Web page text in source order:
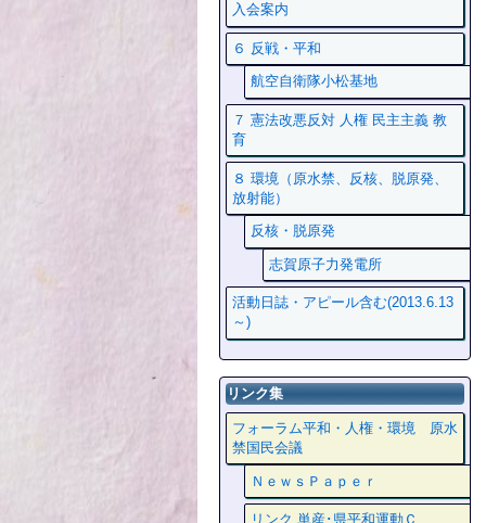
入会案内
６ 反戦・平和
航空自衛隊小松基地
７ 憲法改悪反対 人権 民主主義 教
育
８ 環境（原水禁、反核、脱原発、
放射能）
反核・脱原発
志賀原子力発電所
活動日誌・アピール含む(2013.6.13
～)
リンク集
フォーラム平和・人権・環境 原水
禁国民会議
ＮｅｗｓＰａｐｅｒ
リンク 単産･県平和運動Ｃ